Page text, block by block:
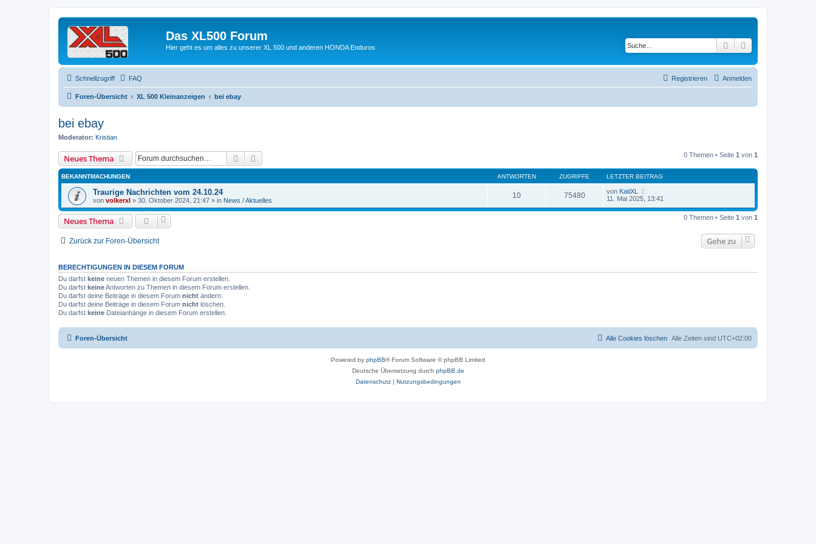
Das XL500 Forum
Hier geht es um alles zu unserer XL 500 und anderen HONDA Enduros Suche
Schnellzugriff FAQ Anmelden
Registrieren
Foren-Übersicht XL 500 Kleinanzeigen bei ebay
bei ebay
Moderator: Kristian
Neues Thema Suche 0 Themen • Seite 1 von 1
BEKANNTMACHUNGEN ANTWORTEN ZUGRIFFE LETZTER BEITRAG
Traurige Nachrichten vom 24.10.24
von volkerxl » 30. Oktober 2024, 21:47 » in News / Aktuelles
10 75480 von KatiXL
11. Mai 2025, 13:41
Neues Thema 0 Themen • Seite 1 von 1
Zurück zur Foren-Übersicht Gehe zu
BERECHTIGUNGEN IN DIESEM FORUM
Du darfst keine neuen Themen in diesem Forum erstellen.
Du darfst keineAntworten zu Themen in diesem Forum erstellen.
Du darfst deine Beiträge in diesem Forum nicht ändern.
Du darfst deine Beiträge in diesem Forum nicht löschen.
Du darfst keine Dateianhänge in diesem Forum erstellen.
Foren-Übersicht Alle Zeiten sind UTC+02:00
Alle Cookies löschen
Powered by phpBB® Forum Software © phpBB Limited
Deutsche Übersetzung durch phpBB.de
Datenschutz| Nutzungsbedingungen